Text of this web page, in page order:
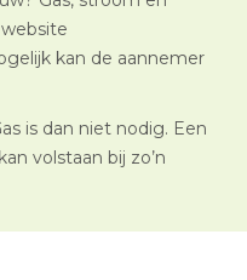
kan de aannemer
is dan niet nodig. Een
volstaan bij zo’n